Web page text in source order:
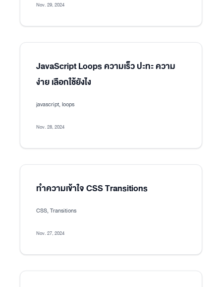
Nov. 29, 2024
JavaScript Loops ความเร็ว ปะทะ ความ
ง่าย เลือกใช้ยังไง
javascript, loops
Nov. 28, 2024
ทำความเข้าใจ CSS Transitions
CSS, Transitions
Nov. 27, 2024